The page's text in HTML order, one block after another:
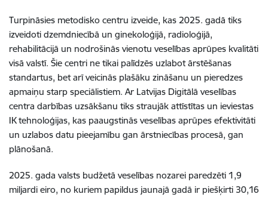
Turpināsies metodisko centru izveide, kas 2025. gadā tiks
izveidoti dzemdniecībā un ginekoloģijā, radioloģijā,
rehabilitācijā un nodrošinās vienotu veselības aprūpes kvalitāti
visā valstī. Šie centri ne tikai palīdzēs uzlabot ārstēšanas
standartus, bet arī veicinās plašāku zināšanu un pieredzes
apmaiņu starp speciālistiem. Ar Latvijas Digitālā veselības
centra darbības uzsākšanu tiks straujāk attīstītas un ieviestas
IK tehnoloģijas, kas paaugstinās veselības aprūpes efektivitāti
un uzlabos datu pieejamību gan ārstniecības procesā, gan
plānošanā.
2025. gada valsts budžetā veselības nozarei paredzēti 1,9
miljardi eiro, no kuriem papildus jaunajā gadā ir piešķirti 30,16